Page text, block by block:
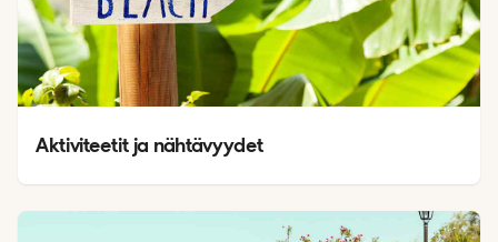
Aktiviteetit ja nähtävyydet